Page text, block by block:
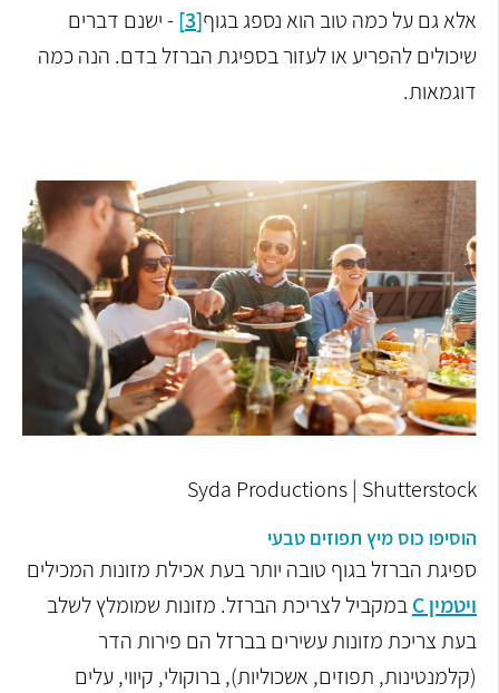
אלא גם על כמה טוב הוא נספג בגוף[3]
- ישנם דברים
שיכולים להפריע או לעזור בספיגת הברזל בדם. הנה כמה
דוגמאות.
Syda Productions | Shutterstock
הוסיפו כוס מיץ תפוזים טבעי
ספיגת הברזל בגוף טובה יותר בעת אכילת מזונות המכילים
ויטמיןCבמקביל לצריכת הברזל. מזונות שמומלץ לשלב
בעת צריכת מזונות עשירים בברזל הם פירות הדר
(קלמנטינות, תפוזים, אשכוליות), ברוקולי, קיווי, עלים